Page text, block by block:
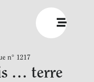
n° 1217
… terre